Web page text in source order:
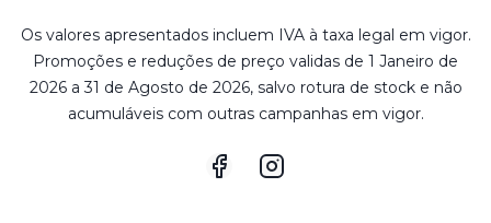
Os valores apresentados incluem IVA à taxa legal em vigor.
Promoções e reduções de preço validas de 1 Janeiro de
2026 a 31 de Agosto de 2026, salvo rotura de stock e não
acumuláveis com outras campanhas em vigor.